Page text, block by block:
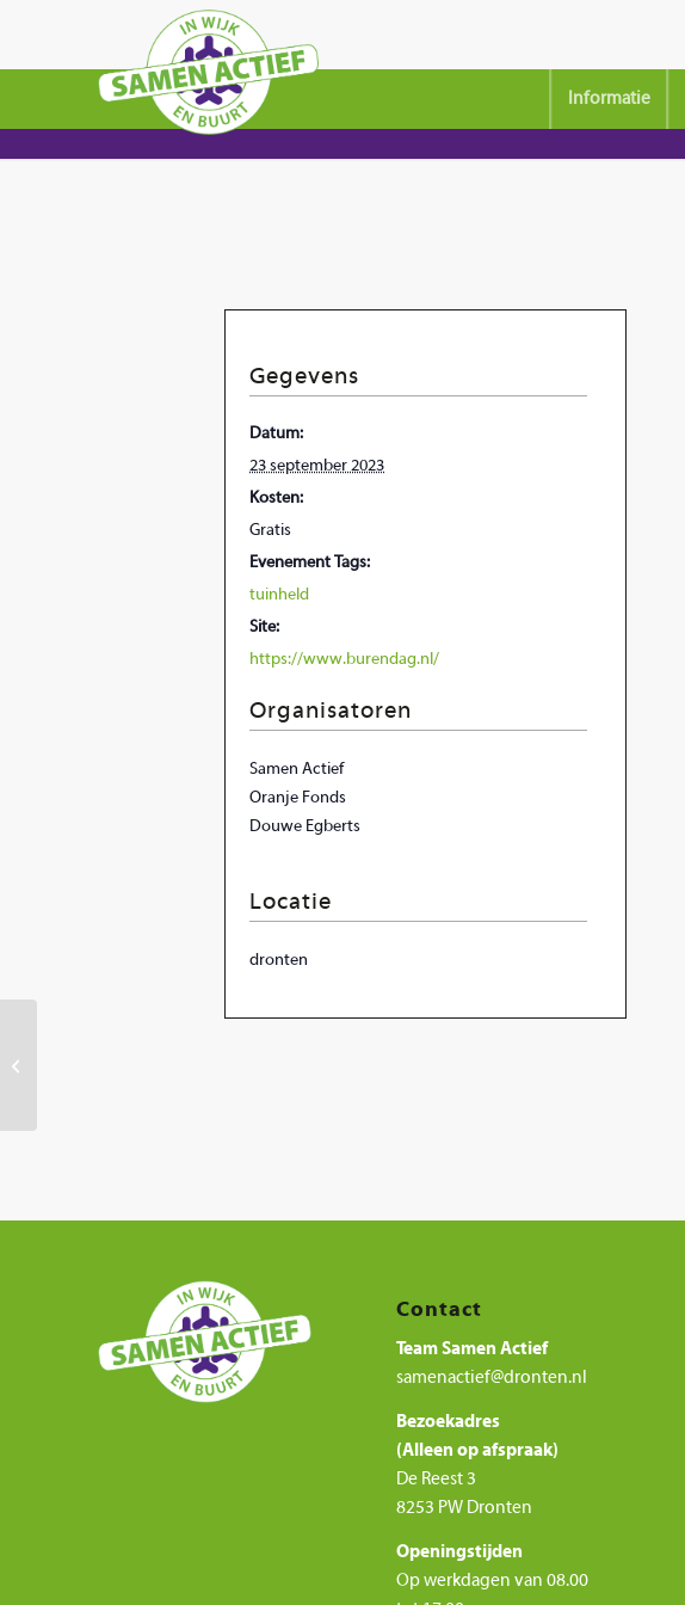
Informatie
Gegevens
Datum:
23 september 2023
Kosten:
Gratis
Evenement Tags:
tuinheld
Site:
https://www.burendag.nl/
Organisatoren
Samen Actief
Oranje Fonds
Douwe Egberts
Locatie
dronten
Contact
Team Samen Actief
samenactief@dronten.nl
Bezoekadres
(Alleen op afspraak)
De Reest 3
8253 PW Dronten
Openingstijden
Op werkdagen van 08.00